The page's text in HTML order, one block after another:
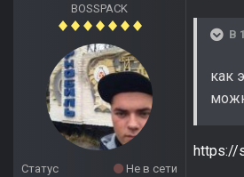
BOSSPACK
Статус
Не в сети
В
как
https://